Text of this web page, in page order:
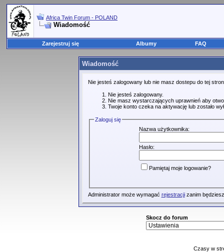
Africa Twin Forum - POLAND
Wiadomość
Zarejestruj się Albumy FAQ
Wiadomość
Nie jesteś zalogowany lub nie masz dostepu do tej
Nie jesteś zalogowany.
Nie masz wystarczających uprawnień aby
Twoje konto czeka na aktywację lub zostało
Zaloguj się
Nazwa użytkownika:
Hasło:
Pamiętaj moje logowanie?
Administrator może wymagać rejestracjizanim
Skocz do forum
Czasy w